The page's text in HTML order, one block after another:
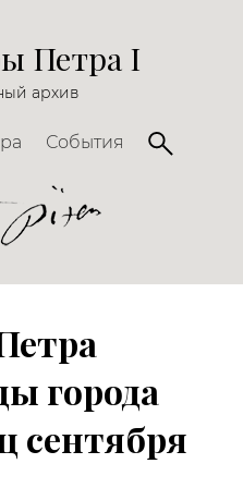
Петра I
архив
События
города
сентября